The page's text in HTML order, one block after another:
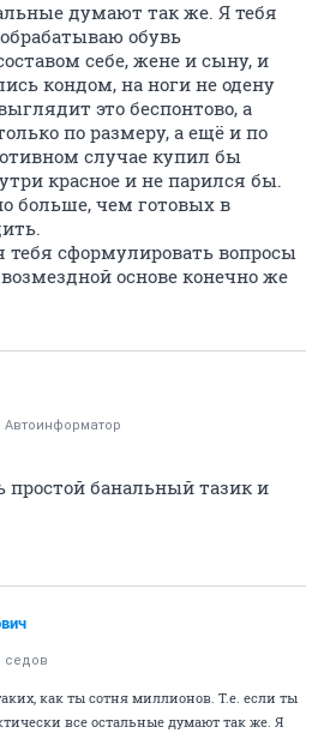
думают так же. Я тебя
обувь
себе, жене и сыну, и
кондом, на ноги не одену
это беспонтово, а
по размеру, а ещё и по
случае купил бы
красное и не парился бы.
больше, чем готовых в
тебя сформулировать вопросы
основе конечно же
Автоинформатор
простой банальный тазик и
седов
как ты сотня миллионов. Т.е. если ты
все остальные думают так же. Я